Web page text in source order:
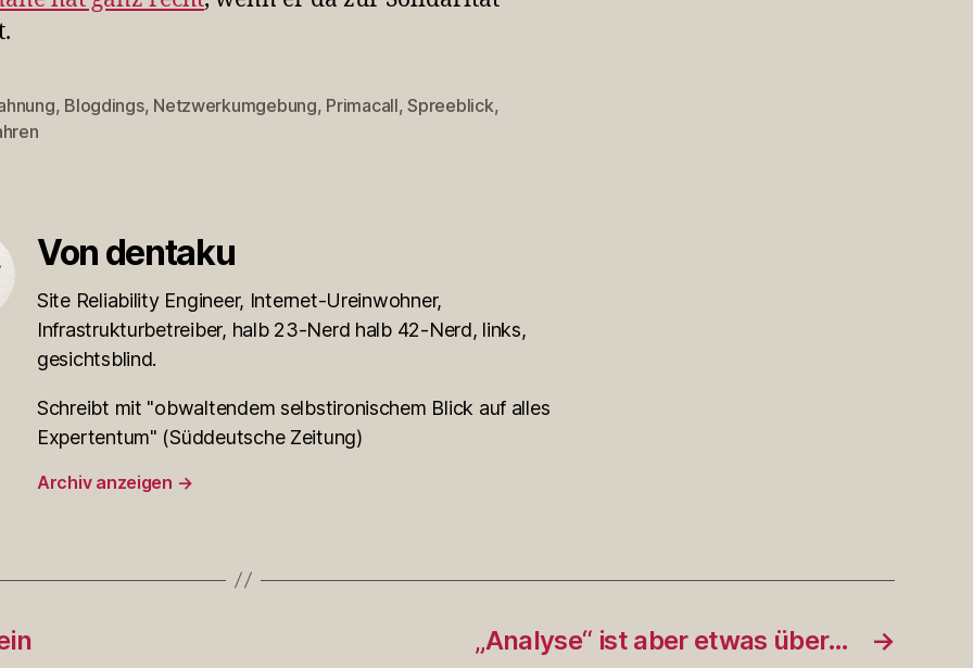
, Blogdings, Netzwerkumgebung, Primacall,Spreeblick,
Von dentaku
Site Reliability Engineer, Internet-Ureinwohner,
Infrastrukturbetreiber, halb 23-Nerd halb 42-Nerd, links,
gesichtsblind.
Schreibt mit "obwaltendem selbstironischem Blick auf alles
Expertentum" (Süddeutsche Zeitung)
Archiv anzeigen →
→
„Analyse“ ist aber etwas über…